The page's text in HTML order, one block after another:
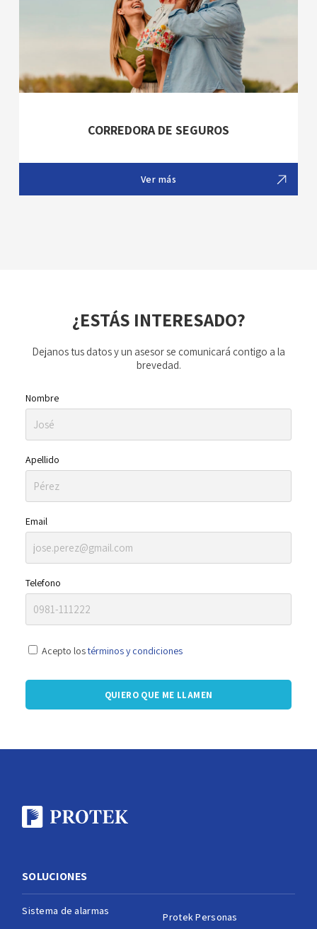
CORREDORA DE SEGUROS
Ver más
¿ESTÁS INTERESADO?
Dejanos tus datos y un asesor se comunicará contigo a la
brevedad.
Nombre
Apellido
Email
Telefono
Acepto lostérminos y condiciones
SOLUCIONES
Sistema de alarmas
Protek Personas